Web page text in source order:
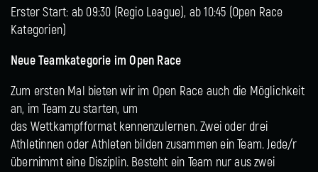
Erster Start: ab 09:30 (Regio League), ab 10:45 (Open Race
Kategorien)
Neue Teamkategorie im Open Race
Zum ersten Mal bieten wir im Open Race auch die Möglichkeit
an, im Team zu starten, um
das Wettkampfformat kennenzulernen. Zwei oder drei
Athletinnen oder Athleten bilden zusammen ein Team. Jede/r
übernimmt eine Disziplin. Besteht ein Team nur aus zwei